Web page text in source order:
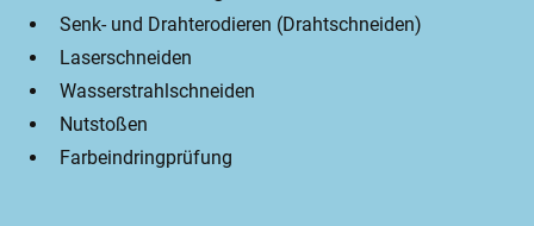
Senk- und Drahterodieren (Drahtschneiden)
Laserschneiden
Wasserstrahlschneiden
Nutstoßen
Farbeindringprüfung